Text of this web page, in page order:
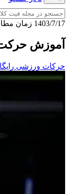
1403/7/17 ﺯﻣﺎﻥ ﻣﻄﺎﻟﻌﻪ: 5
آموزش
حرکات ورزشی